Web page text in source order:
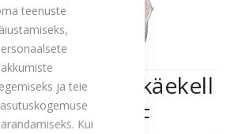
teenuste
ja teie
Kui
unisex käekell
4AVEF